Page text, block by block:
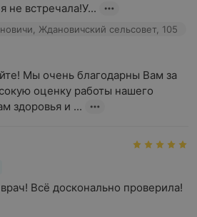
не встречала!У...
Ждановичский сельсовет, 105
Мы очень благодарны Вам за
оценку работы нашего
здоровья и ...
Всё досконально проверила!